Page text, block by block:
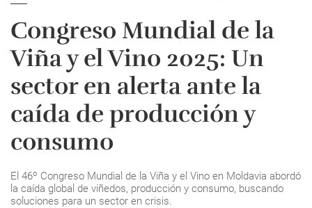
Congreso Mundial de la
Viña y el Vino 2025: Un
sector en alerta ante la
caída de producción y
consumo
El 46º Congreso Mundial de la Viña y el Vino en Moldavia abordó
la caída global de viñedos, producción y consumo, buscando
soluciones para un sector en crisis.